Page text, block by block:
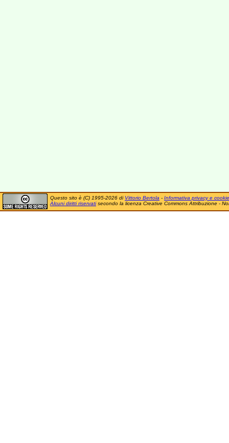
Questo sito è (C) 1995-2026 di Vittorio Bertola - Informativa privacy e cookie
Alcuni diritti riservatisecondo la licenza Creative Commons Attribuzione -